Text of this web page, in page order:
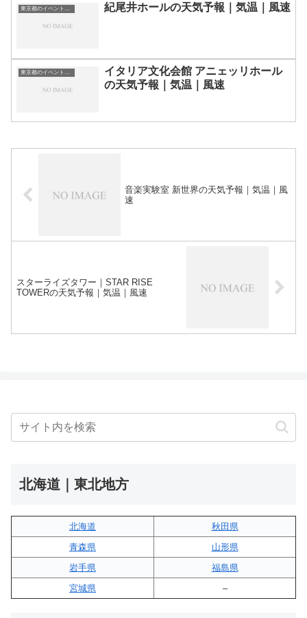
紀尾井ホールの天気予報｜気温｜風速
イタリア文化会館 アニェッリホール
の天気予報｜気温｜風速
音楽実験室 新世界の天気予報｜気温｜風
速
スターライズタワー｜STAR RISE
TOWERの天気予報｜気温｜風速
北海道｜東北地方
北海道
秋田県
青森県
山形県
岩手県
福島県
宮城県
–